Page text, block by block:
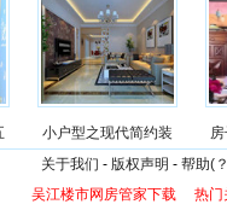
小户型之现代简约装
关于我们 - 版权声明 - 帮助(
吴江楼市网房管家下载
热门